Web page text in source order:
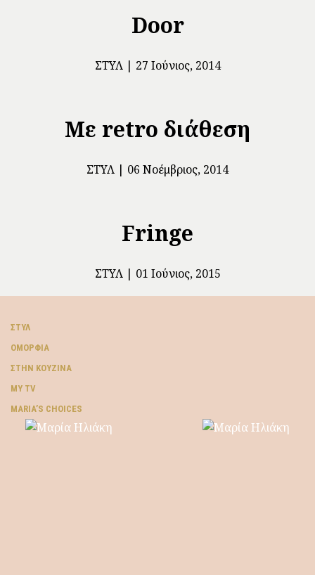
Door
ΣΤΥΛ 27 Ιούνιος, 2014
Με retro διάθεση
ΣΤΥΛ 06 Νοέμβριος, 2014
Fringe
ΣΤΥΛ 01 Ιούνιος, 2015
ΣΤΥΛ
ΟΜΟΡΦΙΆ
ΣΤΗΝ ΚΟΥΖΊΝΑ
MY TV
ΜARIA’S CHOICES